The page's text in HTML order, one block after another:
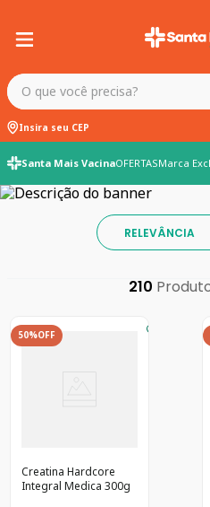
O que você precisa?
Insira seu CEP
Santa Mais VacinaOFERTASMarca
RELEVÂNCIA
210
50%OFF
Creatina Hardcore
Integral Medica 300g